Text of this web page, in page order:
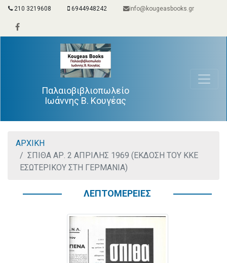
210 3219608 6944948242 info@kougeasbooks.gr
Παλαιοβιβλιοπωλείο
Ιωάννης Β. Κουγέας
ΑΡΧΙΚΗ
ΣΠΙΘΑ ΑΡ. 2 ΑΠΡΙΛΗΣ 1969 (ΕΚΔΟΣΗ ΤΟΥ ΚΚΕ
ΕΣΩΤΕΡΙΚΟΥ ΣΤΗ ΓΕΡΜΑΝΙΑ)
ΛΕΠΤΟΜΕΡΕΙΕΣ